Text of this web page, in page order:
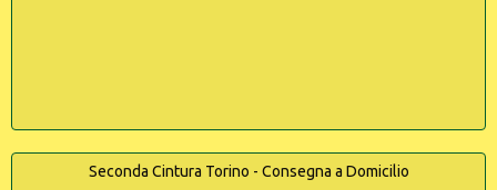
Seconda Cintura Torino - Consegna a Domicilio